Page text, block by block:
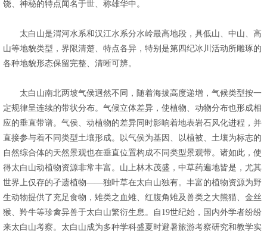
饶、神秘的特点闻名于世、称雄华中。
太白山是渭河水系和汉江水系分水岭最高地段，具低山、中山、高
山等地貌类型，界限清楚、特点各异，特别是第四纪冰川活动所雕琢的
各种地貌形态保留完整、清晰可辨。
太白山南北两坡气侯迥然不同，随着海拔高度递增，气候类型按一
定规律呈连续的带状分布。气候立体差异，使植物、动物分布也形成相
应的垂直带谱。气侯、动植物的差异同时影响着地表岩石风化进程，并
直接参与着不同类型土壤形成。以气侯为基因、以植被、土壤为标志的
自然综合体的天然景观也在垂直位置构成不同类型景观带。诸如此，使
得太白山动植物资源非常丰富。山上林木茂盛，中草药遍地皆是，尤其
世界上仅存的孑遗植物——独叶草在太白山独有。丰富的植物资源为野
生动物提供了充足食物，雉类之血雉、红腹角雉及兽类之大熊猫、金丝
猴、羚牛等珍禽异兽于太白山繁衍生息。自19世纪始，国内外学者纷纷
来太白山考察。太白山成为多种学科盛夏时避暑旅游考察研究和教学实